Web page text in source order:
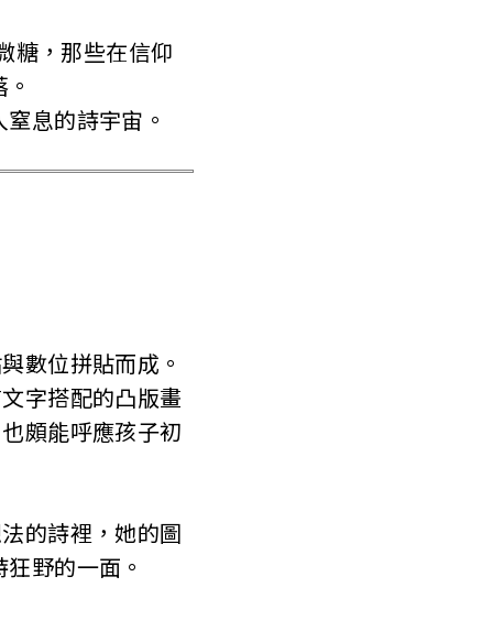
糖，那些在信仰
息的詩宇宙。
數位拼貼而成。
字搭配的凸版畫
頗能呼應孩子初
的詩裡，她的圖
野的一面。